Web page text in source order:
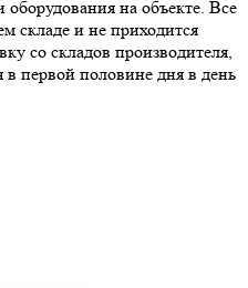
оборудования на объекте. Все
складе и не приходится
со складов производителя,
в первой половине дня в день